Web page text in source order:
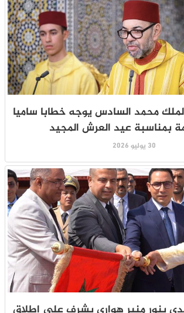
محمد السادس يوجه خطابا ساميا
بمناسبة عيد العرش المجيد
30 يوليو 2026